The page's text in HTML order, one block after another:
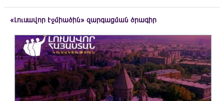
«Լուսավոր Էջմիածին» զարգացման ծրագիր